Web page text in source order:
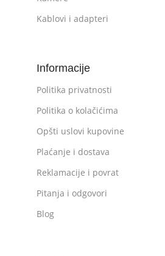
Kablovi i adapteri
Informacije
Politika privatnosti
Politika o kolačićima
Opšti uslovi kupovine
Plaćanje i dostava
Reklamacije i povrat
Pitanja i odgovori
Blog